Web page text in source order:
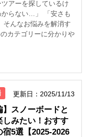
アーを探しているけ
からない…」 「安さも
そんなお悩みを解消す
カテゴリーに分かりや
更新日：2025/11/13
】スノーボードと
しみたい！おすす
宿5選【2025-2026